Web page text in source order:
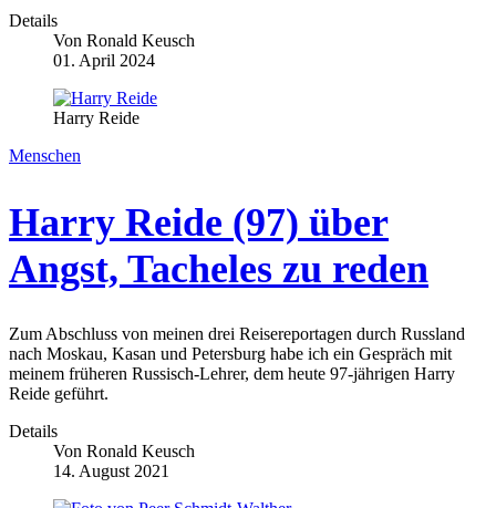
Details
Von Ronald Keusch
01. April 2024
Harry Reide
Menschen
Harry Reide (97) über
Angst, Tacheles zu reden
Zum Abschluss von meinen drei Reisereportagen durch Russland
nach Moskau, Kasan und Petersburg habe ich ein Gespräch mit
meinem früheren Russisch-Lehrer, dem heute 97-jährigen Harry
Reide geführt.
Details
Von Ronald Keusch
14. August 2021